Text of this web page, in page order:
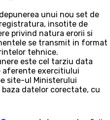
unui nou set de
insotite de
privind natura erorii si
se transmit in format
tehnice.
este cel tarziu data
aferente exercitiului
site-ul Ministerului
datelor corectate, cu